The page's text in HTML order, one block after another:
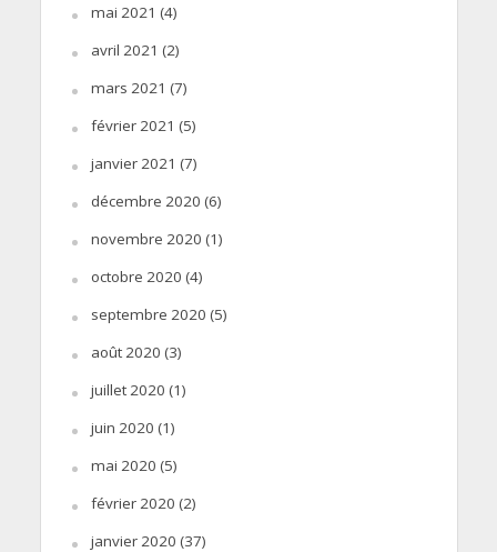
mai 2021 (4)
avril 2021 (2)
mars 2021 (7)
février 2021 (5)
janvier 2021 (7)
décembre 2020 (6)
novembre 2020 (1)
octobre 2020 (4)
septembre 2020 (5)
août 2020 (3)
juillet 2020 (1)
juin 2020 (1)
mai 2020 (5)
février 2020 (2)
janvier 2020 (37)